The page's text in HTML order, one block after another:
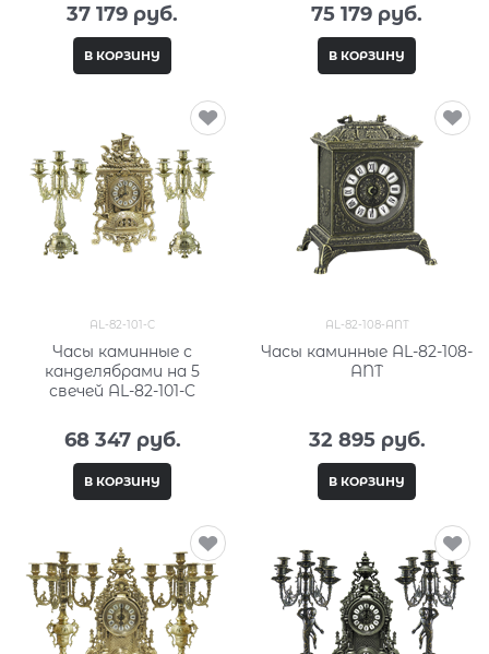
37 179 руб.
В КОРЗИНУ
75 179 руб.
В КОРЗИНУ
AL-82-101-C
Часы каминные с
канделябрами на 5
свечей AL-82-101-C
68 347 руб.
В КОРЗИНУ
AL-82-108-ANT
Часы каминные AL-82-108-
ANT
32 895 руб.
В КОРЗИНУ